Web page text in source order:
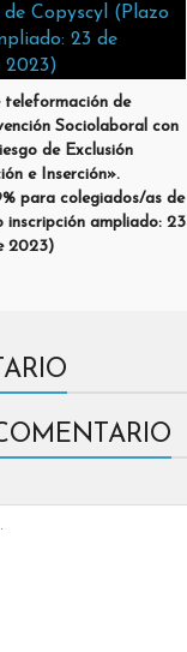
teleformación de
Sociolaboral con
de Exclusión
e Inserción».
para colegiados/as de
inscripción ampliado: 23
2023)